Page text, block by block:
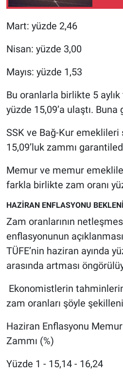
Mart: yüzde 2,46
Nisan: yüzde 3,00
Mayıs: yüzde 1,53
Bu oranlarla birlikte 5
yüzde 15,09’a ulaştı. Buna
SSK ve Bağ-Kur emeklileri
15,09’luk zammı
Memur ve memur
farkla birlikte zam oranı
HAZİRAN ENFLASYONU
Zam oranlarının
enflasyonunun
TÜFE’nin haziran ayında
arasında artması
Ekonomistlerin
zam oranları şöyle
Haziran Enflasyonu
Zammı (%)
Yüzde 1 - 15,14 - 16,24
Teknoloji
Türkiye'nin Geleceği
Türkiye'nin Gündemi
Yerel Gündem
Yerel Yaşam
Canlı Yayın